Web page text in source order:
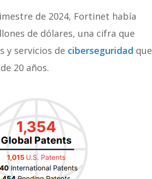
de 2024, Fortinet había
de dólares, una cifra que
y servicios de ciberseguridad que
20 años.